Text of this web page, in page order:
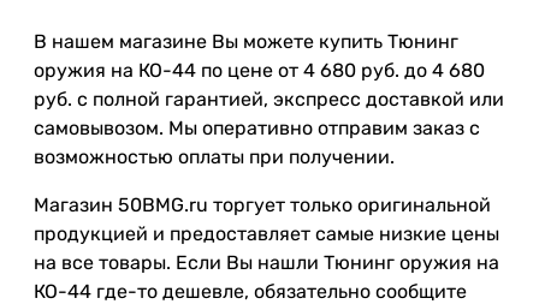
В нашем магазине Вы можете купить Тюнинг
оружия на КО-44 по цене от 4 680 руб. до 4 680
руб. с полной гарантией, экспресс доставкой или
самовывозом. Мы оперативно отправим заказ с
возможностью оплаты при получении.
Магазин 50BMG.ru торгует только оригинальной
продукцией и предоставляет самые низкие цены
на все товары. Если Вы нашли Тюнинг оружия на
КО-44 где-то дешевле, обязательно сообщите